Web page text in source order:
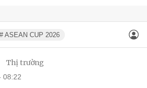
# ASEAN CUP 2026
Thị trường
08:22